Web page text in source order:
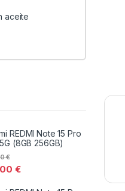
aceite
REDMI Note 15 Pro
(8GB 256GB)
€
€